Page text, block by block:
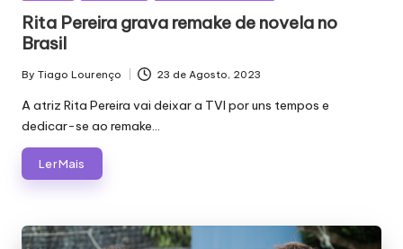
Rita Pereira grava remake de novela no
Brasil
Posted
by
By Tiago Lourenço 23 de Agosto, 2023
A atriz Rita Pereira vai deixar a TVI por uns tempos e
dedicar-se ao remake…
Ler Mais